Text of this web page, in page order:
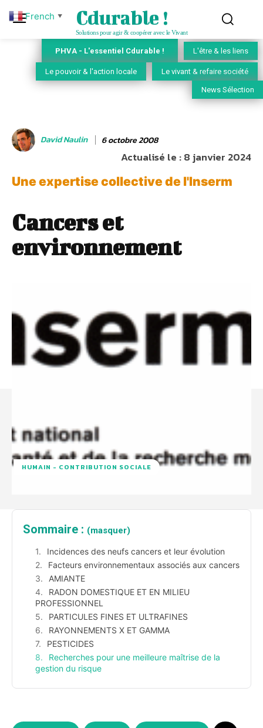
Cdurable !
Solutions pour agir & coopérer avec le Vivant
PHVA - L'essentiel Cdurable ! L'être & les liens
Le pouvoir & l'action locale Le vivant & refaire société
News Sélection
David Naulin 6 octobre 2008
Actualisé le :8 janvier 2024
Une expertise collective de l'Inserm
Cancers et
environnement
HUMAIN - CONTRIBUTION SOCIALE
Sommaire : (masquer)
Incidences des neufs cancers et leur évolution
Facteurs environnementaux associés aux cancers
AMIANTE
RADON DOMESTIQUE ET EN MILIEU
PROFESSIONNEL
PARTICULES FINES ET ULTRAFINES
RAYONNEMENTS X ET GAMMA
PESTICIDES
Recherches pour une meilleure maîtrise de la
gestion du risque
French ▼